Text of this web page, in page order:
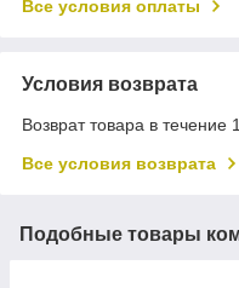
Все условия оплаты
Условия возврата
Возврат товара в течение
Все условия возврата
Подобные товары